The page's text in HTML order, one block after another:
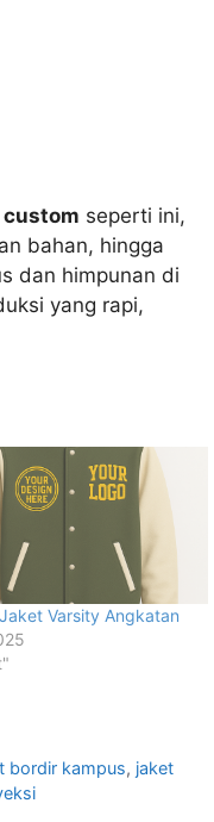
seperti ini,
bahan, hingga
dan himpunan di
yang rapi,
Varsity Angkatan
bordir kampus, jaket